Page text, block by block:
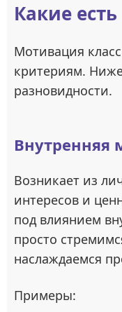
Какие
Мотивация
критериям.
разновидности.
Внутренняя
Возникает из
интересов и
под влиянием
просто
наслаждаемся
Примеры: